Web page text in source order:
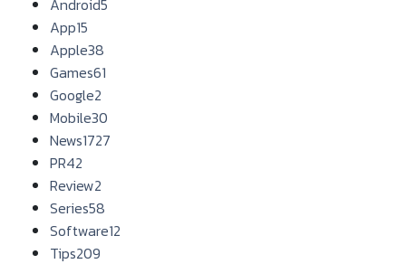
Android5
App15
Apple38
Games61
Google2
Mobile30
News1727
PR42
Review2
Series58
Software12
Tips209